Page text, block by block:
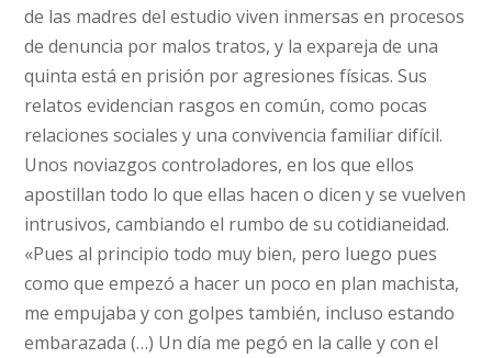
de las madres del estudio viven inmersas en procesos
de denuncia por malos tratos, y la expareja de una
quinta está en prisión por agresiones físicas. Sus
relatos evidencian rasgos en común, como pocas
relaciones sociales y una convivencia familiar difícil.
Unos noviazgos controladores, en los que ellos
apostillan todo lo que ellas hacen o dicen y se vuelven
intrusivos, cambiando el rumbo de su cotidianeidad.
«Pues al principio todo muy bien, pero luego pues
como que empezó a hacer un poco en plan machista,
me empujaba y con golpes también, incluso estando
embarazada (…) Un día me pegó en la calle y con el